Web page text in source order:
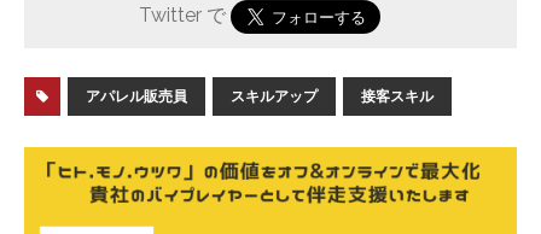
Twitter で
アパレル販売員 スキルアップ 接客スキル